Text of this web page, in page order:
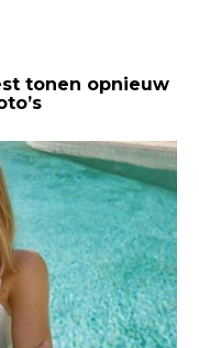
tonen opnieuw